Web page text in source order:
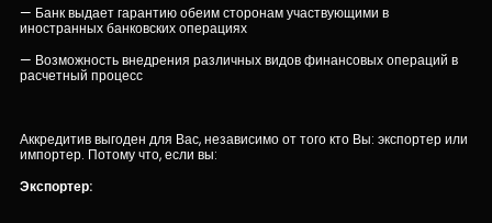
— Банк выдает гарантию обеим сторонам участвующими в
иностранных банковских операциях
— Возможность внедрения различных видов финансовых операций в
расчетный процесс
Аккредитив выгоден для Вас, независимо от того кто Вы: экспортер или
импортер. Потому что, если вы:
Экспортер: